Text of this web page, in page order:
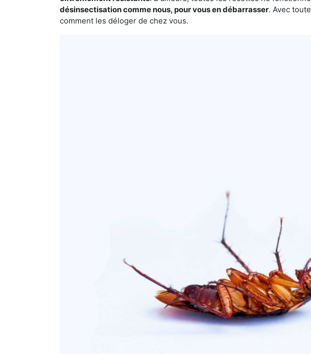
désinsectisation comme nous, pour vous en débarrasser. Avec
comment les déloger de chez vous.